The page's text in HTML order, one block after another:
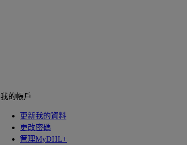
我的帳戶
更新我的資料
更改密碼
管理MyDHL+